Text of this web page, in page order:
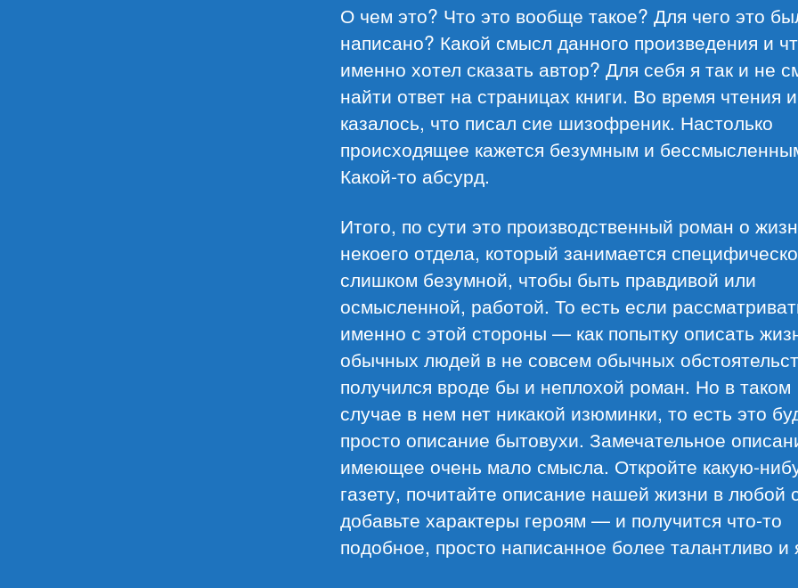
О чем это? Что это вообще такое? Для чего это
написано? Какой смысл данного произведения и
именно хотел сказать автор? Для себя я так и не
найти ответ на страницах книги. Во время чтения
казалось, что писал сие шизофреник. Настолько
происходящее кажется безумным и
Какой-то абсурд.
Итого, по сути это производственный роман о
некоего отдела, который занимается
слишком безумной, чтобы быть правдивой или
осмысленной, работой. То есть если
именно с этой стороны — как попытку описать
обычных людей в не совсем обычных
получился вроде бы и неплохой роман. Но в таком
случае в нем нет никакой изюминки, то есть это
просто описание бытовухи. Замечательное
имеющее очень мало смысла. Откройте какую-
газету, почитайте описание нашей жизни в любой
добавьте характеры героям — и получится что-то
подобное, просто написанное более талантливо и